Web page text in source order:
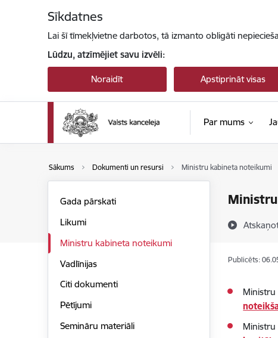
Sīkdatnes
Lai šī tīmekļvietne darbotos, tā izmanto obligāti
Lūdzu, atzīmējiet savu izvēli:
Noraidīt Apstiprināt visas
Par mums
Sākums Dokumenti un resursi Ministru kabineta noteikumi
Gada pārskati
Likumi
Ministru kabineta noteikumi
Vadlīnijas
Citi dokumenti
Pētījumi
Semināru materiāli
Publicēts:
Ministru